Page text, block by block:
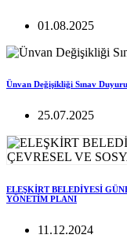
01.08.2025
Ünvan Değişikliği Sınav
25.07.2025
ELEŞKİRT BELEDİYESİ
YÖNETİM PLANI
11.12.2024